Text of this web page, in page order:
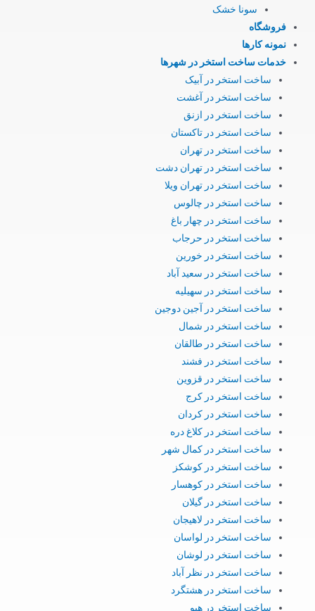
سونا خشک
فروشگاه
نمونه کارها
خدمات ساخت استخر در شهرها
ساخت استخر در آبیک
ساخت استخر در آغشت
ساخت استخر در ازنق
ساخت استخر در تاکستان
ساخت استخر در تهران
ساخت استخر در تهران دشت
ساخت استخر در تهران ویلا
ساخت استخر در چالوس
ساخت استخر در چهار باغ
ساخت استخر در حرجاب
ساخت استخر در خورین
ساخت استخر در سعید آباد
ساخت استخر در سهیلیه
ساخت استخر در آجین دوجین
ساخت استخر در شمال
ساخت استخر در طالقان
ساخت استخر در فشند
ساخت استخر در قزوین
ساخت استخر در کرج
ساخت استخر در کردان
ساخت استخر در کلاغ دره
ساخت استخر در کمال شهر
ساخت استخر در کوشکز
ساخت استخر در کوهسار
ساخت استخر در گیلان
ساخت استخر در لاهیجان
ساخت استخر در لواسان
ساخت استخر در لوشان
ساخت استخر در نظر آباد
ساخت استخر در هشتگرد
ساخت استخر در هیو